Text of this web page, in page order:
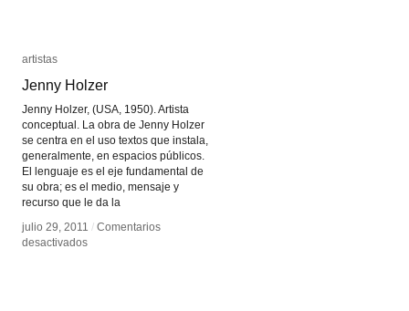
artistas
Jenny Holzer
Jenny Holzer, (USA, 1950). Artista
conceptual. La obra de Jenny Holzer
se centra en el uso textos que instala,
generalmente, en espacios públicos.
El lenguaje es el eje fundamental de
su obra; es el medio, mensaje y
recurso que le da la
julio 29, 2011 / Comentarios
desactivadosen
artistas
Jenny Holzer
julio 29, 2011 / Comentarios
desactivadosen